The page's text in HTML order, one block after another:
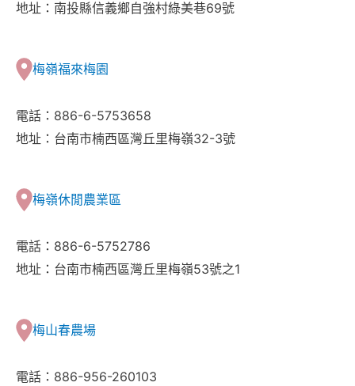
地址：南投縣信義鄉自強村綠美巷69號
梅嶺福來梅園
電話：886-6-5753658
地址：台南市楠西區灣丘里梅嶺32-3號
梅嶺休閒農業區
電話：886-6-5752786
地址：台南市楠西區灣丘里梅嶺53號之1
梅山春農場
電話：886-956-260103